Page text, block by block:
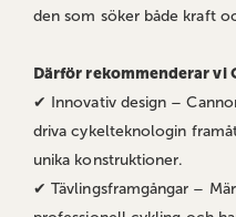
den som söker både kraft
Därför rekommenderar vi
✔ Innovativ design –
driva cykelteknologin
unika konstruktioner.
✔ Tävlingsframgångar –